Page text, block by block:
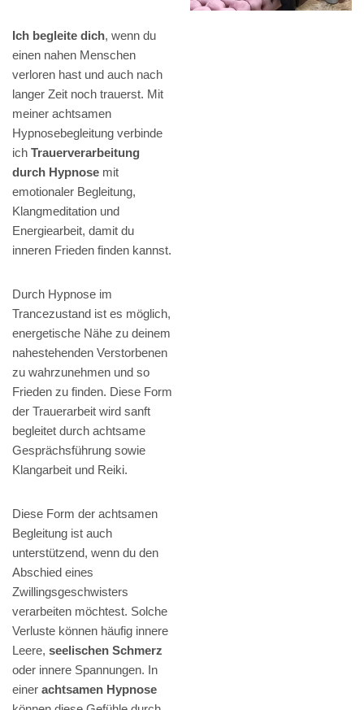
Ich begleite dich, wenn du
einen nahen Menschen
verloren hast und auch nach
langer Zeit noch trauerst. Mit
meiner achtsamen
Hypnosebegleitung verbinde
ich Trauerverarbeitung
durch Hypnose mit
emotionaler Begleitung,
Klangmeditation und
Energiearbeit, damit du
inneren Frieden finden kannst.
Durch Hypnose im
Trancezustand ist es möglich,
energetische Nähe zu deinem
nahestehenden Verstorbenen
zu wahrzunehmen und so
Frieden zu finden. Diese Form
der Trauerarbeit wird sanft
begleitet durch achtsame
Gesprächsführung sowie
Klangarbeit und Reiki.
Diese Form der achtsamen
Begleitung ist auch
unterstützend, wenn du den
Abschied eines
Zwillingsgeschwisters
verarbeiten möchtest. Solche
Verluste können häufig innere
Leere, seelischen Schmerz
oder innere Spannungen. In
einer achtsamen Hypnose